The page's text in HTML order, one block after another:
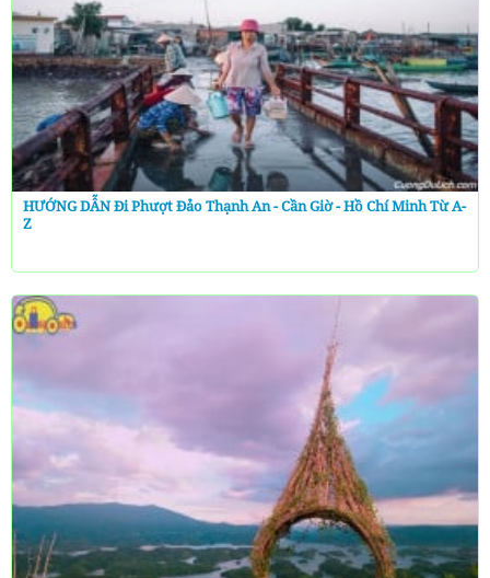
HƯỚNG DẪN Đi Phượt Đảo Thạnh An - Cần Giờ - Hồ Chí Minh Từ A-
Z